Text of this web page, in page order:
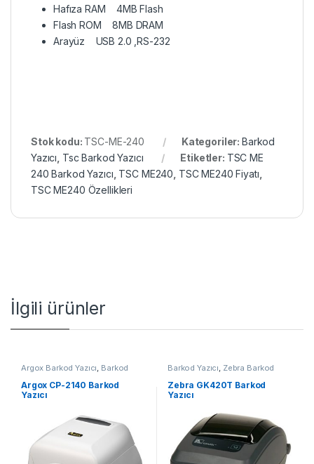
Hafıza RAM 4MB Flash
Flash ROM 8MB DRAM
Arayüz USB 2.0 ,RS-232
Stok kodu: TSC-ME-240 Kategoriler: Barkod
Yazıcı Tsc Barkod Yazıcı Etiketler: TSC ME
240 Barkod Yazıcı TSC ME240 TSC ME240 Fiyatı
TSC ME240 Özellikleri
İlgili ürünler
Argox Barkod Yazıcı, Barkod
Argox CP-2140 Barkod
Yazıcı
Barkod Yazıcı, Zebra Barkod
Zebra GK420T Barkod
Yazıcı